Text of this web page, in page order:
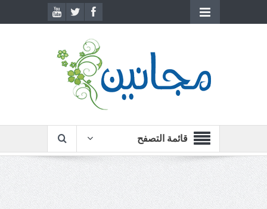
قائمة التصفح